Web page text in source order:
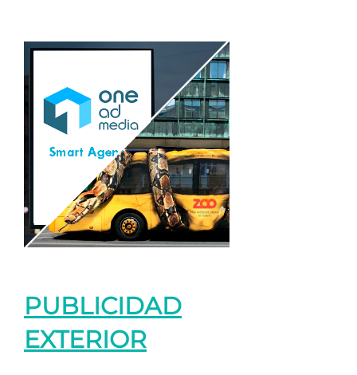
PUBLICIDAD
EXTERIOR